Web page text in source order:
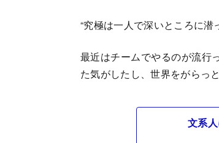
“究極は一人で深いところに潜
最近はチームでやるのが流行
た気がしたし、世界をがらっ
文系